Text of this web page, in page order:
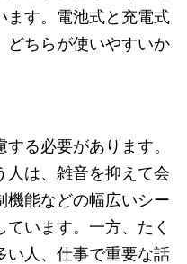
ます。電池式と充電式
どちらが使いやすいか
る必要があります。
人は、雑音を抑えて会
機能などの幅広いシー
います。一方、たく
い人、仕事で重要な話